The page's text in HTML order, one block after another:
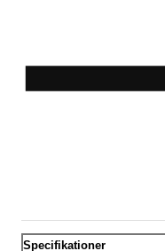
Specifikationer